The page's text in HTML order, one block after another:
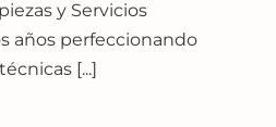
y Servicios
años perfeccionando
[...]